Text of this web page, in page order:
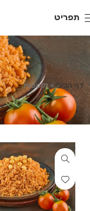
תפריט
דף הבית»תוספות